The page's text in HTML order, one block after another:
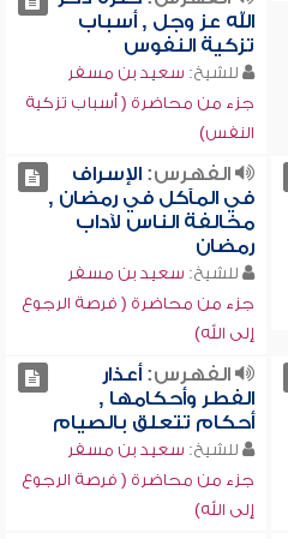
الله عز وجل , أسباب
تزكية النفوس
للشيخ: سعيد بن مسفر
جزء من محاضرة ( أسباب تزكية
النفس)
الفهرس:الإسراف
في المآكل في رمضان ,
مخالفة الناس لآداب
رمضان
للشيخ: سعيد بن مسفر
جزء من محاضرة ( فرصة الرجوع
إلى الله)
الفهرس:أعذار
الفطر وأحكامها ,
أحكام تتعلق بالصيام
للشيخ: سعيد بن مسفر
جزء من محاضرة ( فرصة الرجوع
إلى الله)